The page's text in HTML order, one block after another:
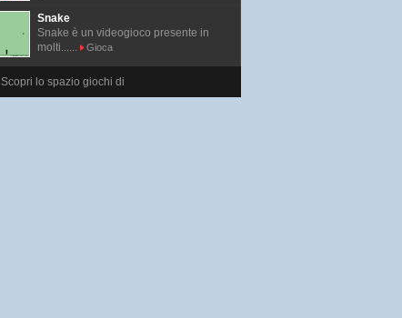
Snake
Snake è un videogioco presente in
molti......
Gioca
Scopri lo spazio giochi di